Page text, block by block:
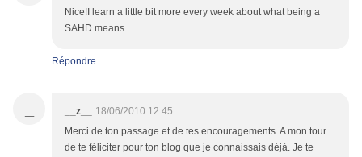
Nice!I learn a little bit more every week about what being a
SAHD means.
Répondre
__z__
18/06/2010 12:45
Merci de ton passage et de tes encouragements. A mon tour
de te féliciter pour ton blog que je connaissais déjà. Je te